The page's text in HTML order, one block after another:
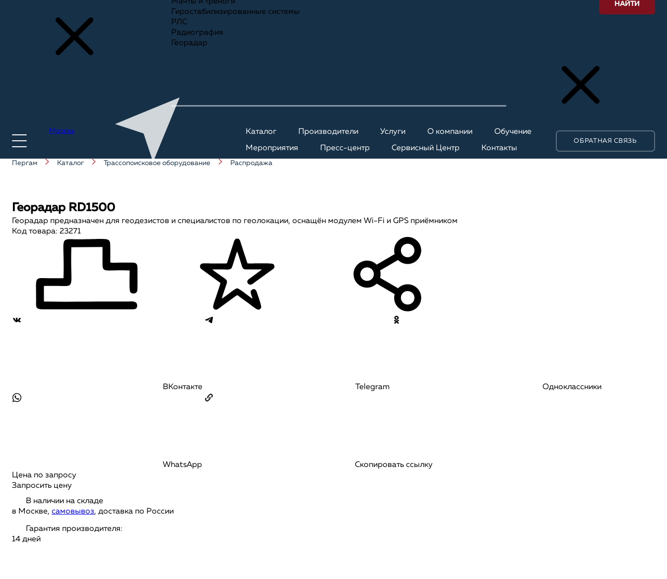
Москва Каталог Производители Услуги О компании Обучение
Мероприятия Пресс-центр Сервисный Центр Контакты
ОБРАТНАЯ СВЯЗЬ
Гиростабилизированные системы
РЛС
Радиография
Георадар
НАЙТИ
Пергам Каталог Трассопоисковое оборудование Распродажа
Георадар RD1500
Георадар предназначен для геодезистов и специалистов по геолокации, оснащён модулем Wi-Fi и GPS приёмником
Код товара: 23271
ВКонтакте Telegram Одноклассники
WhatsApp
Скопировать ссылку
Цена по запросу
Запросить цену
В наличии на складе
в Москве, самовывоз, доставка по России
Гарантия производителя:
14 дней